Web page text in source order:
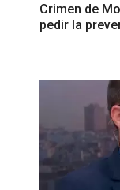
Crimen de
pedir la